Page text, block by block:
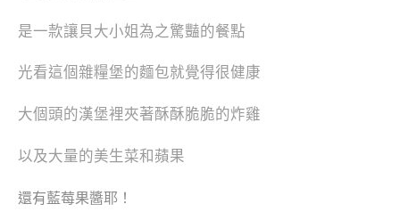
是一款讓貝大小姐為之驚豔的餐點
光看這個雜糧堡的麵包就覺得很健康
大個頭的漢堡裡夾著酥酥脆脆的炸雞
以及大量的美生菜和蘋果
還有藍莓果醬耶！